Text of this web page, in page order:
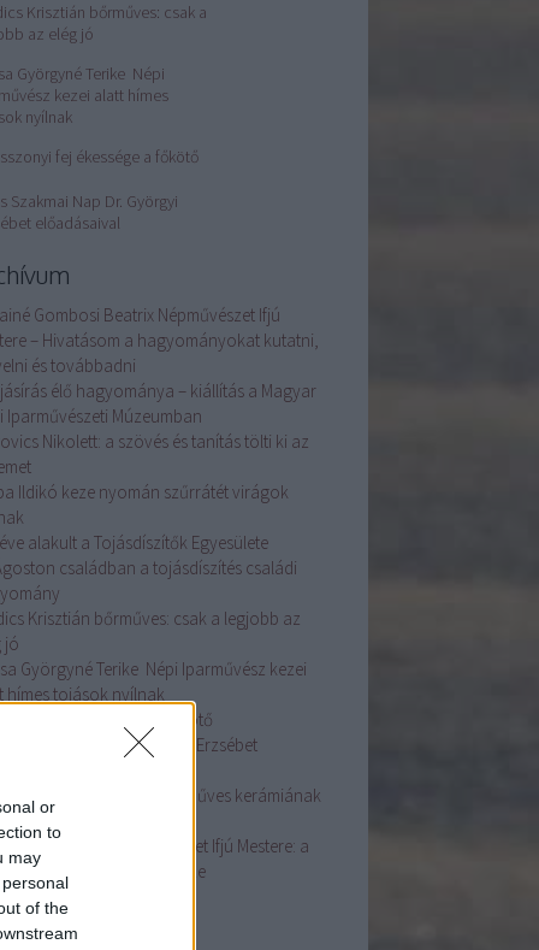
or
to
may
of the
Krisztián bőrműves: csak a
az elég jó
Györgyné Terike Népi
kezei alatt hímes
nyílnak
fej ékessége a főkötő
Szakmai Nap Dr. Györgyi
előadásaival
Gombosi Beatrix Népművészet Ifjú
– Hivatásom a hagyományokat kutatni,
és továbbadni
élő hagyománya – kiállítás a Magyar
Iparművészeti Múzeumban
Nikolett: a szövés és tanítás tölti ki az
Ildikó keze nyomán szűrrátét virágok
alakult a Tojásdíszítők Egyesülete
családban a tojásdíszítés családi
Krisztián bőrműves: csak a legjobb az
jó
Györgyné Terike Népi Iparművész kezei
hímes tojások nyílnak
asszonyi fej ékessége a főkötő
Szakmai Nap Dr. Györgyi Erzsébet
Mária fazekas: A kézműves kerámiának
van
Zsuzsanna Népművészet Ifjú Mestere: a
az életünk fontos része
...